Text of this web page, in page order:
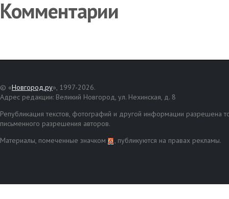
Комментарии
© «Новгород.ру», 1997-2026.
Адрес редакции: Великий Новгород, ул. Нехинская, д. 8
Републикация текстов, фотографий и другой информации разрешена
письменного разрешения авторов.
Материалы, помеченные значком
, публикуются на правах рекламы.